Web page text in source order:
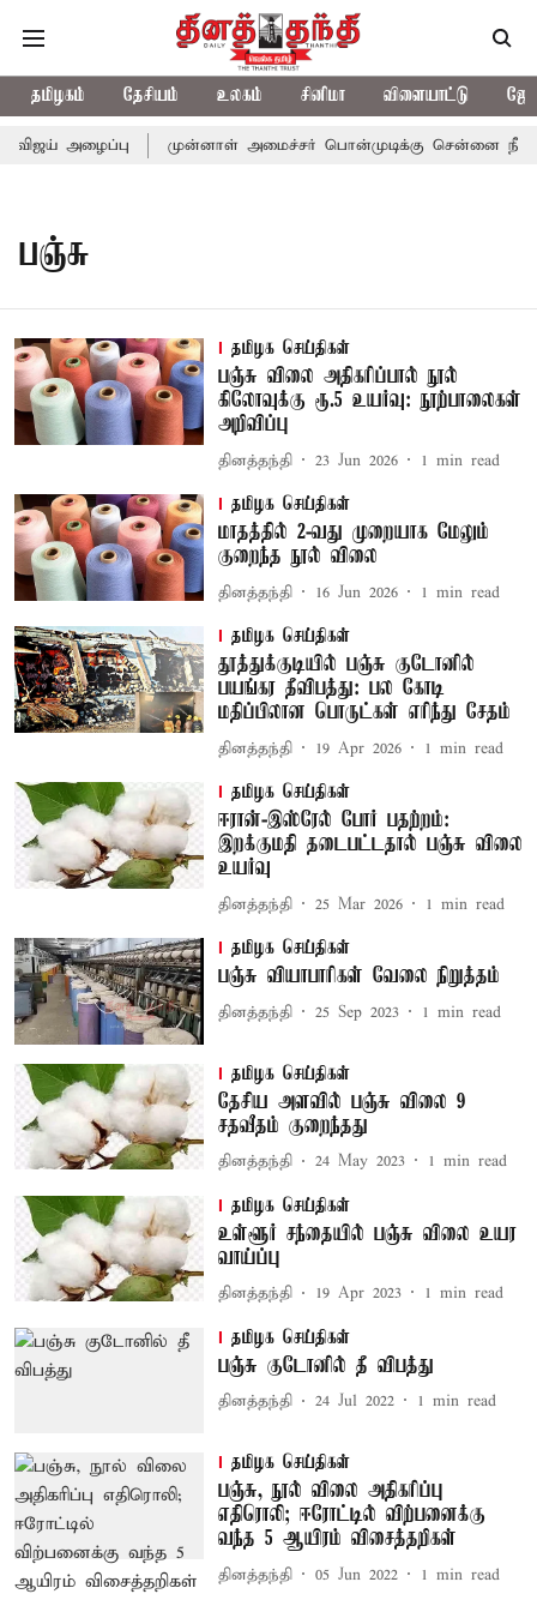
தமிழகம் தேசியம் உலகம் சினிமா விளையாட்டு
அழைப்பு முன்னாள் அமைச்சர் பொன்முடிக்கு சென்னை
பஞ்சு
தமிழக செய்திகள்
பஞ்சு விலை அதிகரிப்பால் நூல்
கிலோவுக்கு ரூ.5 உயர்வு: நூற்பாலைகள்
அறிவிப்பு
தினத்தந்தி 23 Jun 2026 1 min read
தமிழக செய்திகள்
மாதத்தில் 2-வது முறையாக மேலும்
குறைந்த நூல் விலை
தினத்தந்தி 16 Jun 2026 1 min read
தமிழக செய்திகள்
தூத்துக்குடியில் பஞ்சு குடோனில்
பயங்கர தீவிபத்து: பல கோடி
மதிப்பிலான பொருட்கள் எரிந்து சேதம்
தினத்தந்தி 19 Apr 2026 1 min read
தமிழக செய்திகள்
ஈரான்-இஸ்ரேல் போர் பதற்றம்:
இறக்குமதி தடைபட்டதால் பஞ்சு விலை
உயர்வு
தினத்தந்தி 25 Mar 2026 1 min read
தமிழக செய்திகள்
பஞ்சு வியாபாரிகள் வேலை நிறுத்தம்
தினத்தந்தி 25 Sep 2023 1 min read
தமிழக செய்திகள்
தேசிய அளவில் பஞ்சு விலை 9
சதவீதம் குறைந்தது
தினத்தந்தி 24 May 2023 1 min read
தமிழக செய்திகள்
உள்ளூர் சந்தையில் பஞ்சு விலை உயர
வாய்ப்பு
தினத்தந்தி 19 Apr 2023 1 min read
தமிழக செய்திகள்
பஞ்சு குடோனில் தீ விபத்து
தினத்தந்தி 24 Jul 2022 1 min read
தமிழக செய்திகள்
பஞ்சு, நூல் விலை அதிகரிப்பு
எதிரொலி; ஈரோட்டில் விற்பனைக்கு
வந்த 5 ஆயிரம் விசைத்தறிகள்
தினத்தந்தி 05 Jun 2022 1 min read